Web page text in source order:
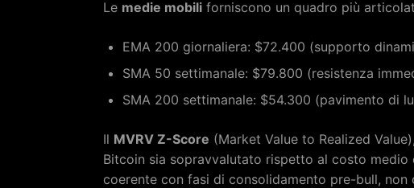
Le medie mobili forniscono un quadro più
EMA 200 giornaliera: $72.400 (supporto
SMA 50 settimanale: $79.800 (resistenza
SMA 200 settimanale: $54.300 (pavimento di
Il MVRV Z-Score (Market Value to Realized
Bitcoin sia sopravvalutato rispetto al costo
coerente con fasi di consolidamento pre-bull, non